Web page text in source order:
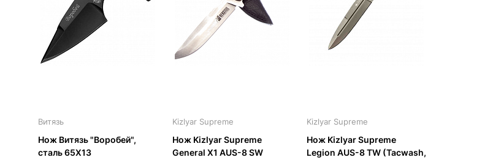
Витязь
Нож Витязь "Воробей",
сталь 65Х13
Kizlyar Supreme
Нож Kizlyar Supreme
General X1 AUS-8 SW
Kizlyar Supreme
Нож Kizlyar Supreme
Legion AUS-8 TW (Tacwash,